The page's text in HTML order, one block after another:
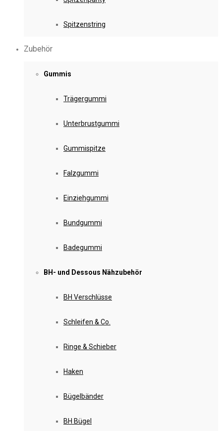
Spitzenstring
Zubehör
Gummis
Trägergummi
Unterbrustgummi
Gummispitze
Falzgummi
Einziehgummi
Bundgummi
Badegummi
BH- und Dessous Nähzubehör
BH Verschlüsse
Schleifen & Co.
Ringe & Schieber
Haken
Bügelbänder
BH Bügel